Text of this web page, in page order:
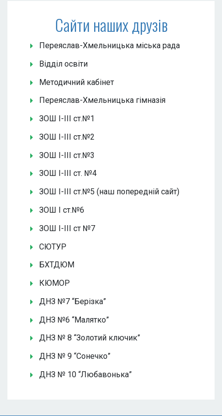
Сайти наших друзів
Переяслав-Хмельницька міська рада
Відділ освіти
Методичний кабінет
Переяслав-Хмельницька гімназія
ЗОШ І-ІІІ ст.№1
ЗОШ І-ІІІ ст.№2
ЗОШ І-ІІІ ст.№3
ЗОШ І-ІІІ ст. №4
ЗОШ І-ІІІ ст.№5 (наш попередній сайт)
ЗОШ І ст.№6
ЗОШ І-ІІІ ст №7
СЮТУР
БХТДЮМ
КЮМОР
ДНЗ №7 “Берізка”
ДНЗ №6 “Малятко”
ДНЗ № 8 “Золотий ключик”
ДНЗ № 9 “Сонечко”
ДНЗ № 10 “Любавонька”